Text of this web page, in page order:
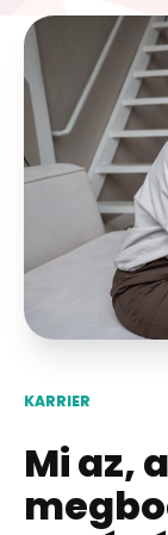
KARRIER
Mi az,